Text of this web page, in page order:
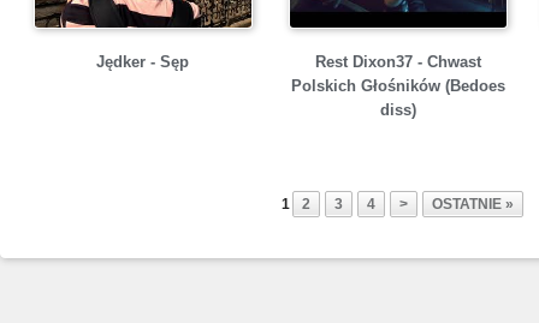
Jędker - Sęp
Rest Dixon37 - Chwast
Polskich Głośników (Bedoes
diss)
1 2 3 4 > OSTATNIE »